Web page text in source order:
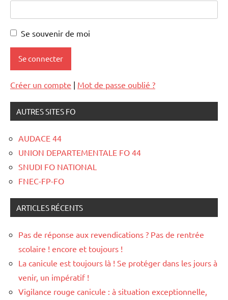
Se souvenir de moi
Créer un compte | Mot de passe oublié ?
AUTRES SITES FO
AUDACE 44
UNION DEPARTEMENTALE FO 44
SNUDI FO NATIONAL
FNEC-FP-FO
ARTICLES RÉCENTS
Pas de réponse aux revendications ? Pas de rentrée
scolaire ! encore et toujours !
La canicule est toujours là ! Se protéger dans les jours à
venir, un impératif !
Vigilance rouge canicule : à situation exceptionnelle,